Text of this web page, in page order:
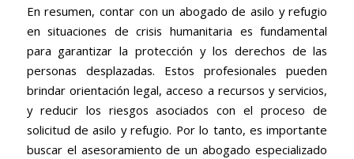
En resumen, contar con un abogado de asilo y refugio
en situaciones de crisis humanitaria es fundamental
para garantizar la protección y los derechos de las
personas desplazadas. Estos profesionales pueden
brindar orientación legal, acceso a recursos y servicios,
y reducir los riesgos asociados con el proceso de
solicitud de asilo y refugio. Por lo tanto, es importante
buscar el asesoramiento de un abogado especializado